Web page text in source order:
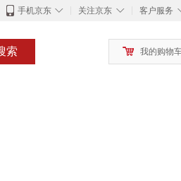
◇
手机京东 ◇
关注京东 客户服务
索
我的购物